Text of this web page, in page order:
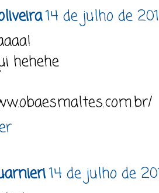
14 de julho de
hehehe
14 de julho de